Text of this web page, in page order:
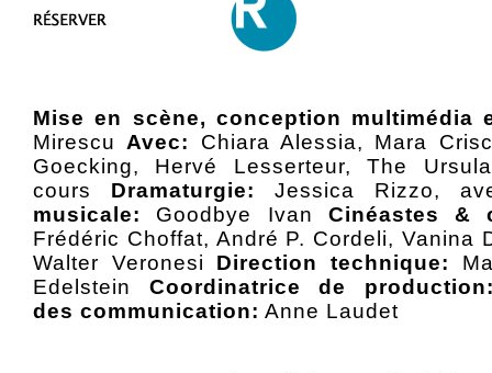
Mise en scène, conception multimédia
Mirescu Avec:
Chiara Alessia, Mara
Goecking, Hervé Lesserteur, The
cours Dramaturgie: Jessica Rizzo,
musicale: Goodbye Ivan Cinéastes &
Frédéric Choffat, André P. Cordeli,
Walter Veronesi Direction technique:
Edelstein Coordinatrice de
des communication: Anne Laudet